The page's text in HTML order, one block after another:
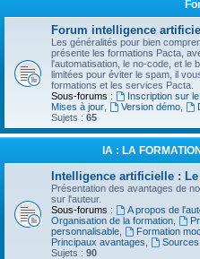
Forum intelligence
Les généralités pour bien
présente les formations Pacta,
l'automatisation, le no-code, et le
limitées pour éviter le spam, il
formations et les services Pacta.
Sous-forums :
Inscription sur
Mises à jour
Version démo,
Sujets : 65
IA : LA
Intelligence artificielle :
Présentation des avantages de
sur l'auteur.
Sous-forums :
A propos de
Organisation de la formation
personnalisable
Formation
Principaux avantages
Sujets : 90